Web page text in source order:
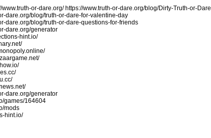
www.truth-or-dare.org/ https://www.truth-or-dare.org/blog/Dirty-Truth-or-Dare
dare.org/blog/truth-or-dare-for-valentine-day
dare.org/blog/truth-or-dare-questions-for-friends
dare.org/generator
hint.io/
dare.org/generator
games/164604
mods
hint.io/